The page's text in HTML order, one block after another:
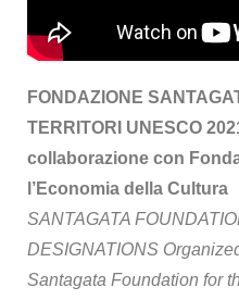
FONDAZIONE
TERRITORI UNESCO
collaborazione con
l’Economia della Cultura
SANTAGATA
DESIGNATIONS
Santagata Foundation for